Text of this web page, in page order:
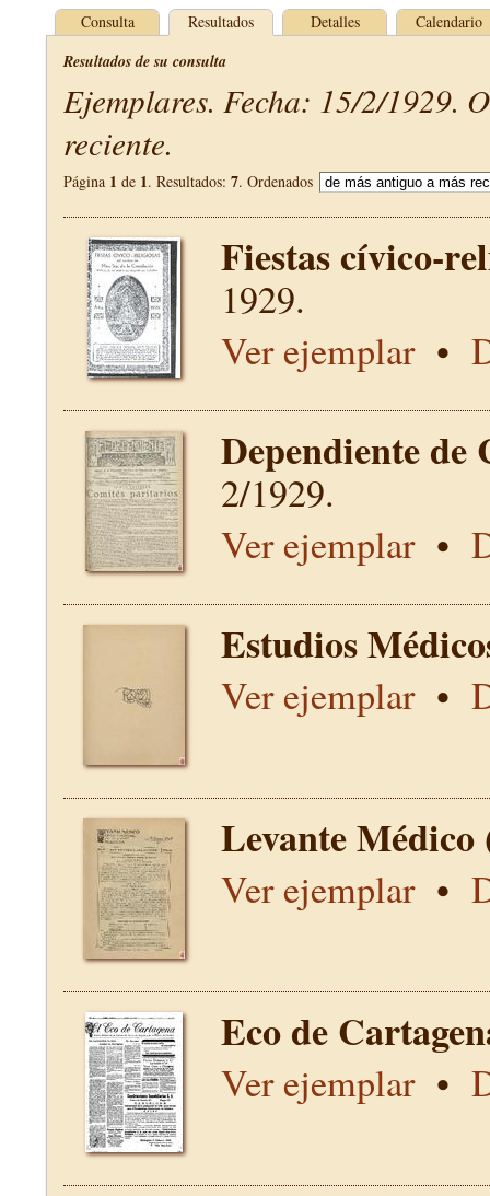
Consulta Resultados Detalles Calendario
Resultados de su consulta
Ejemplares. Fecha: 15/2/1929.
reciente.
Página 1 de 1. Resultados: 7. Ordenados
Fiestas cívico-
1929.
Ver ejemplar•
Dependiente de
2/1929.
Ver ejemplar•
Estudios
Ver ejemplar•
Levante
Ver ejemplar•
Eco de
Ver ejemplar•